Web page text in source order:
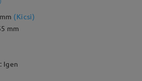
(Kicsi)
mm
Igen